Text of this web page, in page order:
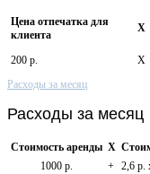
Цена отпечатка для
клиента
X
200 р. X
Расходы за месяц
Расходы за месяц
Стоимость аренды X
1000 р.
+ 2,6 р.